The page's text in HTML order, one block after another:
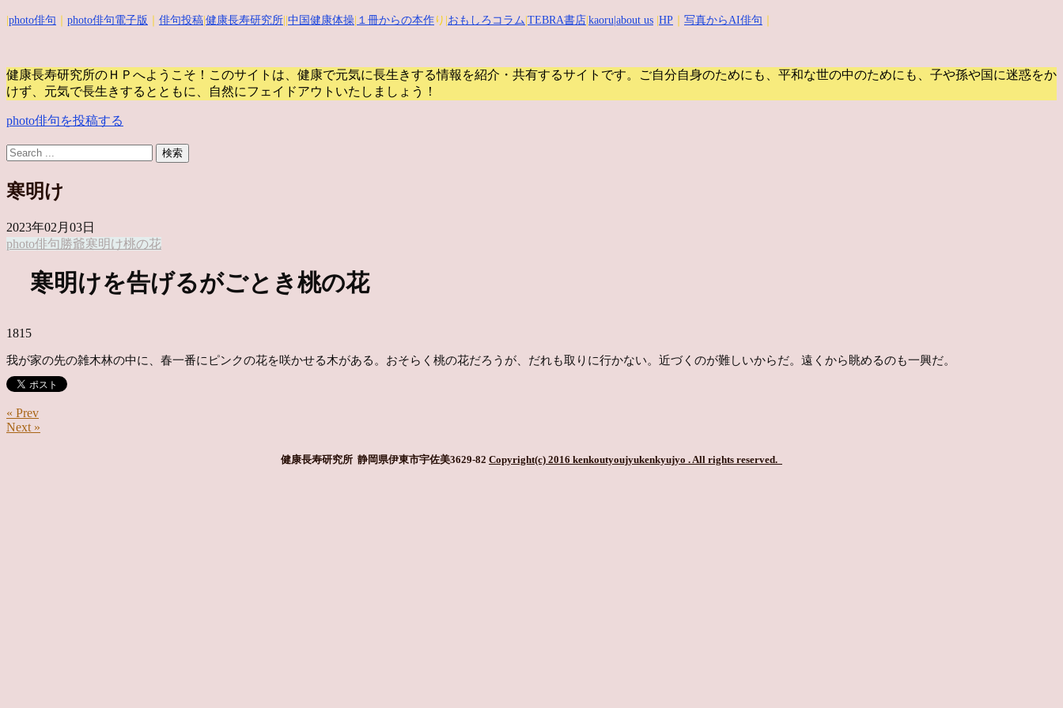
photo俳句 photo俳句電子版 俳句投稿 健康長寿研究所 中国健康体操 １冊からの本作 り| おもしろコラム TEBRA書店 kaoru |about us HP 写真からAI俳句
健康長寿研究所のＨＰへようこそ！このサイトは、健康で元気に長生きする情報を紹介・共有するサイトです。
ご自分自身のためにも、平和な世の中のためにも、子や孫や国に迷惑をか
けず、元気で長生きするとともに、自然にフェイドアウトいたしましょう！
photo俳句を投稿する
寒明け
2023年02月03日
photo俳句 勝爺寒明け桃の花
寒明けを告げるがごとき桃の花
1815
我が家の先の雑木林の中に、春一番にピンクの花を咲かせる木がある。おそらく桃の花だろうが、だれも取りに行かない。近づくのが難しいからだ。遠くから眺めるのも一興だ。
« Prev
Next »
健康長寿研究所 静岡県伊東市宇佐美3629-82 Copyright(c) 2016 kenkoutyoujyukenkyujyo . All rights reserved.